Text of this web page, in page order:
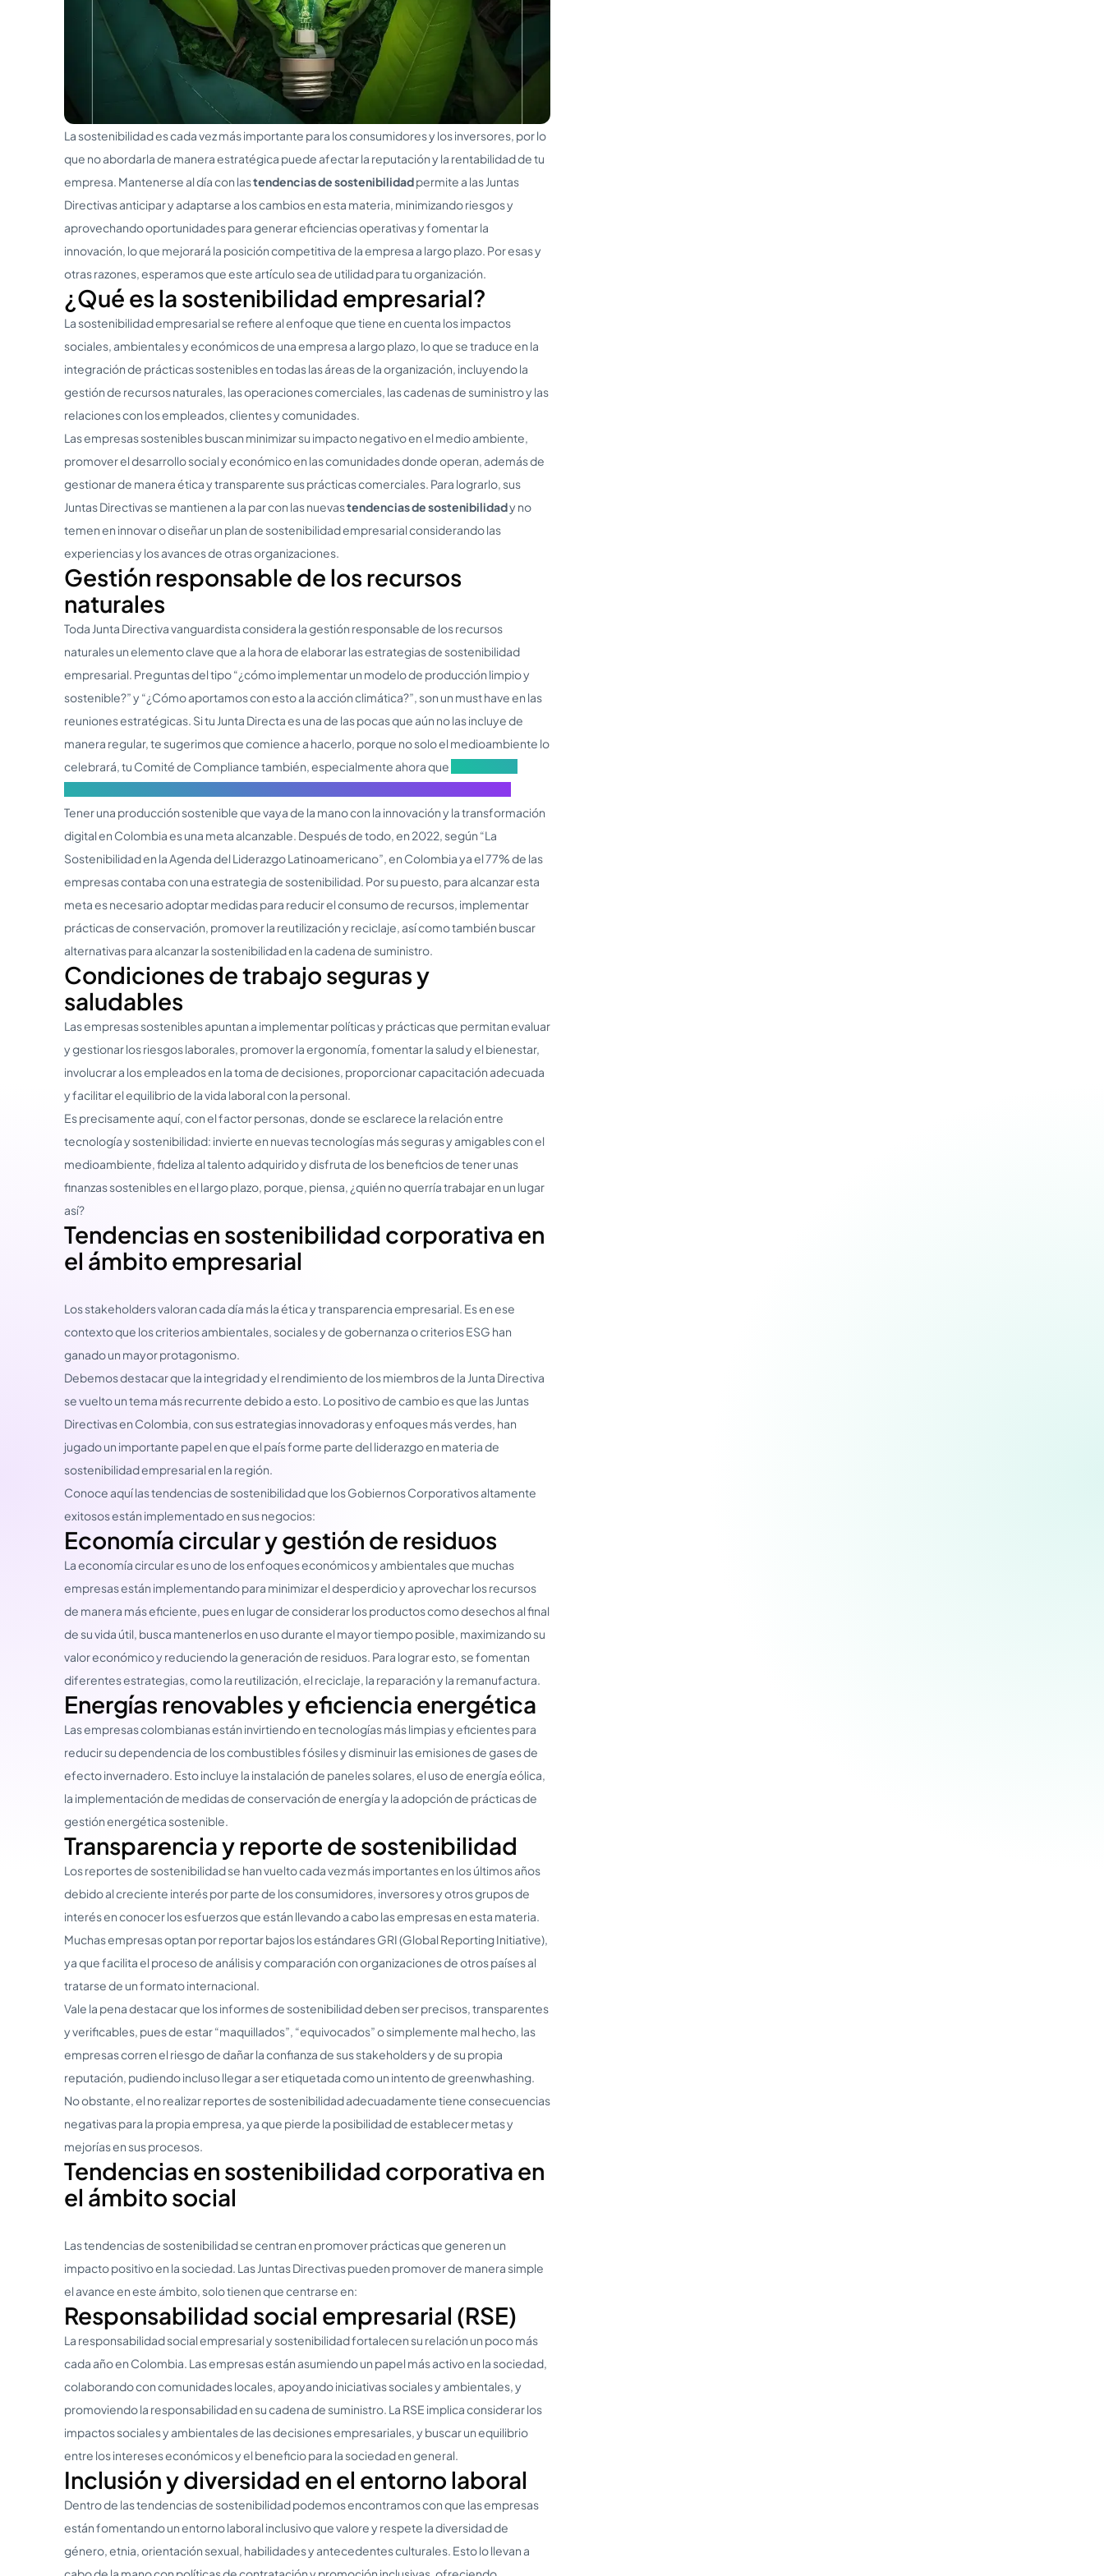
La sostenibilidad es cada vez más importante para los consumidores y los inversores, por lo
que no abordarla de manera estratégica puede afectar la reputación y la rentabilidad de tu
empresa. Mantenerse al día con lastendencias de sostenibilidadpermite a las Juntas
Directivas anticipar y adaptarse a los cambios en esta materia, minimizando riesgos y
aprovechando oportunidades para generar eficiencias operativas y fomentar la
innovación, lo que mejorará la posición competitiva de la empresa a largo plazo. Por esas y
otras razones, esperamos que este artículo sea de utilidad para tu organización.
¿Qué es la sostenibilidad empresarial?
La sostenibilidad empresarial se refiere al enfoque que tiene en cuenta los impactos
sociales, ambientales y económicos de una empresa a largo plazo, lo que se traduce en la
integración de prácticas sostenibles en todas las áreas de la organización, incluyendo la
gestión de recursos naturales, las operaciones comerciales, las cadenas de suministro y las
relaciones con los empleados, clientes y comunidades.
Las empresas sostenibles buscan minimizar su impacto negativo en el medio ambiente,
promover el desarrollo social y económico en las comunidades donde operan, además de
gestionar de manera ética y transparente sus prácticas comerciales. Para lograrlo, sus
Juntas Directivas se mantienen a la par con las nuevastendencias de sostenibilidady no
temen en innovar o diseñar un plan de sostenibilidad empresarial considerando las
experiencias y los avances de otras organizaciones.
Gestión responsable de los recursos
naturales
Toda Junta Directiva vanguardista considera la gestión responsable de los recursos
naturales un elemento clave que a la hora de elaborar las estrategias de sostenibilidad
empresarial. Preguntas del tipo “¿cómo implementar un modelo de producción limpio y
sostenible?” y “¿Cómo aportamos con esto a la acción climática?”, son un must have en las
reuniones estratégicas. Si tu Junta Directa es una de las pocas que aún no las incluye de
manera regular, te sugerimos que comience a hacerlo, porque no solo el medioambiente lo
celebrará, tu Comité de Compliance también, especialmente ahora que
Tener una producción sostenible que vaya de la mano con la innovación y la transformación
digital en Colombia es una meta alcanzable. Después de todo, en 2022, según “La
Sostenibilidad en la Agenda del Liderazgo Latinoamericano”, en Colombia ya el 77% de las
empresas contaba con una estrategia de sostenibilidad. Por su puesto, para alcanzar esta
meta es necesario adoptar medidas para reducir el consumo de recursos, implementar
prácticas de conservación, promover la reutilización y reciclaje, así como también buscar
alternativas para alcanzar la sostenibilidad en la cadena de suministro.
Condiciones de trabajo seguras y
saludables
Las empresas sostenibles apuntan a implementar políticas y prácticas que permitan evaluar
y gestionar los riesgos laborales, promover la ergonomía, fomentar la salud y el bienestar,
involucrar a los empleados en la toma de decisiones, proporcionar capacitación adecuada
y facilitar el equilibrio de la vida laboral con la personal.
Es precisamente aquí, con el factor personas, donde se esclarece la relación entre
tecnología y sostenibilidad: invierte en nuevas tecnologías más seguras y amigables con el
medioambiente, fideliza al talento adquirido y disfruta de los beneficios de tener unas
finanzas sostenibles en el largo plazo, porque, piensa, ¿quién no querría trabajar en un lugar
así?
Tendencias en sostenibilidad corporativa en
el ámbito empresarial
Los stakeholders valoran cada día más la ética y transparencia empresarial. Es en ese
contexto que los criterios ambientales, sociales y de gobernanza o criterios ESG han
ganado un mayor protagonismo.
Debemos destacar que la integridad y el rendimiento de los miembros de la Junta Directiva
se vuelto un tema más recurrente debido a esto. Lo positivo de cambio es que las Juntas
Directivas en Colombia, con sus estrategias innovadoras y enfoques más verdes, han
jugado un importante papel en que el país forme parte del liderazgo en materia de
sostenibilidad empresarial en la región.
Conoce aquí las tendencias de sostenibilidad que los Gobiernos Corporativos altamente
exitosos están implementado en sus negocios:
Economía circular y gestión de residuos
La economía circular es uno de los enfoques económicos y ambientales que muchas
empresas están implementando para minimizar el desperdicio y aprovechar los recursos
de manera más eficiente, pues en lugar de considerar los productos como desechos al final
de su vida útil, busca mantenerlos en uso durante el mayor tiempo posible, maximizando su
valor económico y reduciendo la generación de residuos. Para lograr esto, se fomentan
diferentes estrategias, como la reutilización, el reciclaje, la reparación y la remanufactura.
Energías renovables y eficiencia energética
Las empresas colombianas están invirtiendo en tecnologías más limpias y eficientes para
reducir su dependencia de los combustibles fósiles y disminuir las emisiones de gases de
efecto invernadero. Esto incluye la instalación de paneles solares, el uso de energía eólica,
la implementación de medidas de conservación de energía y la adopción de prácticas de
gestión energética sostenible.
Transparencia y reporte de sostenibilidad
Los reportes de sostenibilidad se han vuelto cada vez más importantes en los últimos años
debido al creciente interés por parte de los consumidores, inversores y otros grupos de
interés en conocer los esfuerzos que están llevando a cabo las empresas en esta materia.
Muchas empresas optan por reportar bajos los estándares GRI (Global Reporting Initiative),
ya que facilita el proceso de análisis y comparación con organizaciones de otros países al
tratarse de un formato internacional.
Vale la pena destacar que los informes de sostenibilidad deben ser precisos, transparentes
y verificables, pues de estar “maquillados”, “equivocados” o simplemente mal hecho, las
empresas corren el riesgo de dañar la confianza de sus stakeholders y de su propia
reputación, pudiendo incluso llegar a ser etiquetada como un intento de greenwhashing.
No obstante, el no realizar reportes de sostenibilidad adecuadamente tiene consecuencias
negativas para la propia empresa, ya que pierde la posibilidad de establecer metas y
mejorías en sus procesos.
Tendencias en sostenibilidad corporativa en
el ámbito social
Las tendencias de sostenibilidad se centran en promover prácticas que generen un
impacto positivo en la sociedad. Las Juntas Directivas pueden promover de manera simple
el avance en este ámbito, solo tienen que centrarse en:
Responsabilidad social empresarial (RSE)
La responsabilidad social empresarial y sostenibilidad fortalecen su relación un poco más
cada año en Colombia. Las empresas están asumiendo un papel más activo en la sociedad,
colaborando con comunidades locales, apoyando iniciativas sociales y ambientales, y
promoviendo la responsabilidad en su cadena de suministro. La RSE implica considerar los
impactos sociales y ambientales de las decisiones empresariales, y buscar un equilibrio
entre los intereses económicos y el beneficio para la sociedad en general.
Inclusión y diversidad en el entorno laboral
Dentro de las tendencias de sostenibilidad podemos encontramos con que las empresas
están fomentando un entorno laboral inclusivo que valore y respete la diversidad de
género, etnia, orientación sexual, habilidades y antecedentes culturales. Esto lo llevan a